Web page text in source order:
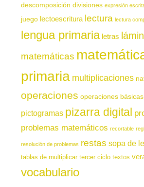
descomposición divisiones expresión
juego lectoescritura lectura lectura
lengua primaria letras
matemáticas
primaria multiplicaciones
operaciones operaciones básicas
pictogramas pizarra digital
problemas matemáticos recortable
resolución de problemas restas sopa de
tablas de multiplicar tercer ciclo textos
vocabulario